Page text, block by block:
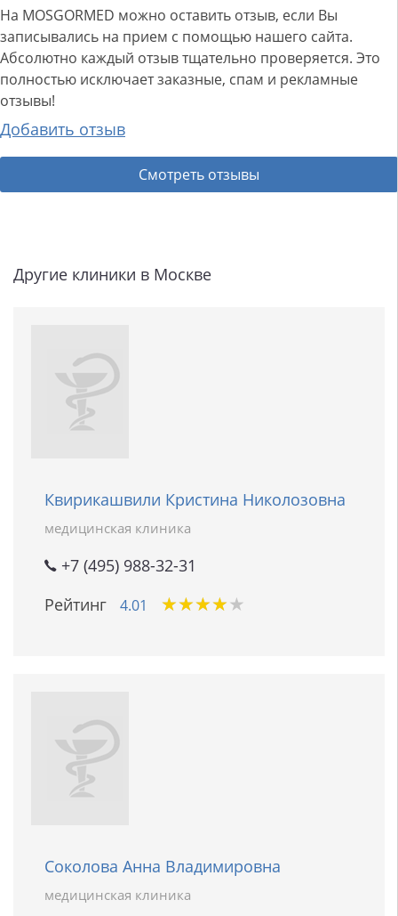
На MOSGORMED можно оставить отзыв, если Вы
записывались на прием с помощью нашего сайта.
Абсолютно каждый отзыв тщательно проверяется. Это
полностью исключает заказные, спам и рекламные
отзывы!
Добавить отзыв
Смотреть отзывы
Другие клиники в Москве
Квирикашвили Кристина Николозовна
медицинская клиника
+7 (495) 988-32-31
Рейтинг
4.01 ★★★★★
★★★★★
Соколова Анна Владимировна
медицинская клиника